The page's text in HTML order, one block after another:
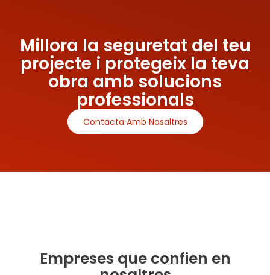
Millora la seguretat del teu
projecte i protegeix la teva
obra amb solucions
professionals
Contacta Amb Nosaltres
Empreses que confien en